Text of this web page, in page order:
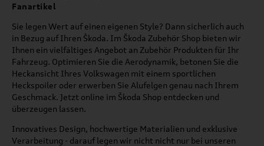
Fanartikel
Sie legen Wert auf einen eigenen Style? Dann sicherlich auch
in Bezug auf Ihren Škoda. Im Škoda Zubehör Shop bieten wir
Ihnen ein vielfältiges Angebot an Zubehör Produkten für Ihr
Fahrzeug. Optimieren Sie die Aerodynamik, betonen Sie die
Heckansicht Ihres Volkswagen mit einem sportlichen
Heckspoiler oder erwerben Sie Alufelgen genau nach Ihrem
Geschmack. Jetzt online im Škoda Shop entdecken und
überzeugen lassen.
Innovatives Design, hochwertige Materialien und exklusive
Verarbeitung - darauf legen wir nicht nicht nur bei unseren